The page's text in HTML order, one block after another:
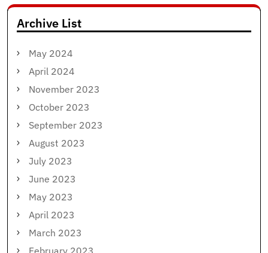
Archive List
May 2024
April 2024
November 2023
October 2023
September 2023
August 2023
July 2023
June 2023
May 2023
April 2023
March 2023
February 2023